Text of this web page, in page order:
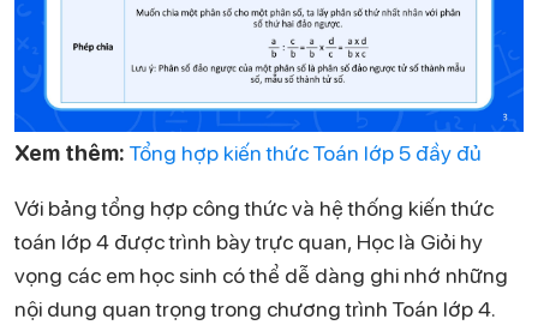
Xem thêm: Tổng hợp kiến thức Toán lớp 5 đầy đủ
Với bảng tổng hợp công thức và hệ thống kiến thức
toán lớp 4 được trình bày trực quan, Học là Giỏi hy
vọng các em học sinh có thể dễ dàng ghi nhớ những
nội dung quan trọng trong chương trình Toán lớp 4.